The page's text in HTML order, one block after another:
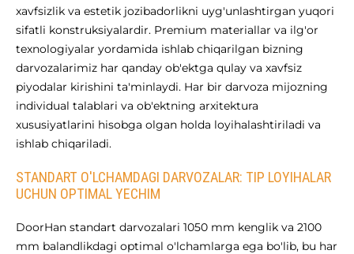
xavfsizlik va estetik jozibadorlikni uyg'unlashtirgan yuqori
sifatli konstruksiyalardir. Premium materiallar va ilg'or
texnologiyalar yordamida ishlab chiqarilgan bizning
darvozalarimiz har qanday ob'ektga qulay va xavfsiz
piyodalar kirishini ta'minlaydi. Har bir darvoza mijozning
individual talablari va ob'ektning arxitektura
xususiyatlarini hisobga olgan holda loyihalashtiriladi va
ishlab chiqariladi.
STANDART O'LCHAMDAGI DARVOZALAR: TIP LOYIHALAR
UCHUN OPTIMAL YECHIM
DoorHan standart darvozalari 1050 mm kenglik va 2100
mm balandlikdagi optimal o'lchamlarga ega bo'lib, bu har